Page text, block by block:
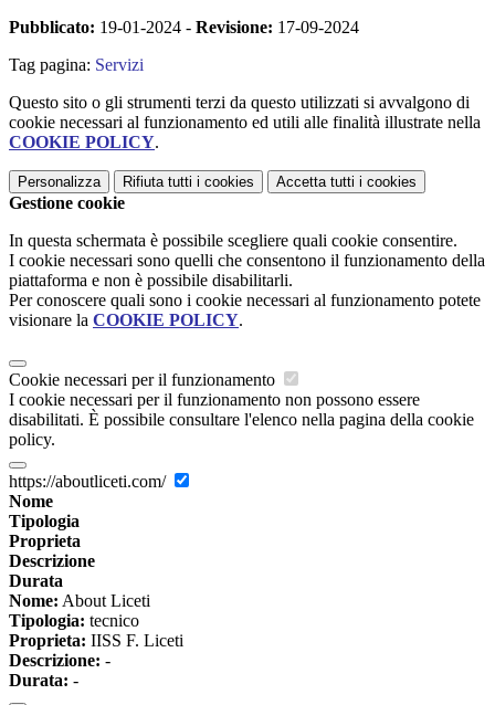
Pubblicato: 19-01-2024 - Revisione: 17-09-2024
Tag pagina: Servizi
Questo sito o gli strumenti terzi da questo utilizzati si avvalgono di
cookie necessari al funzionamento ed utili alle finalità illustrate nella
COOKIE POLICY.
Personalizza Rifiuta tutti i cookies Accetta tutti i cookies
Gestione cookie
In questa schermata è possibile scegliere quali cookie consentire.
I cookie necessari sono quelli che consentono il funzionamento della
piattaforma e non è possibile disabilitarli.
Per conoscere quali sono i cookie necessari al funzionamento potete
visionare la COOKIE POLICY.
Cookie necessari per il funzionamento
I cookie necessari per il funzionamento non possono essere
disabilitati. È possibile consultare l'elenco nella pagina della cookie
policy.
https://aboutliceti.com/
Nome
Tipologia
Proprieta
Descrizione
Durata
Nome: About Liceti
Tipologia: tecnico
Proprieta: IISS F. Liceti
Descrizione: -
Durata: -